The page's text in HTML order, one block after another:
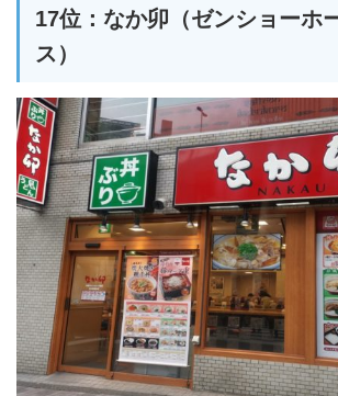
17位：なか卯（ゼンショーホ
ス）